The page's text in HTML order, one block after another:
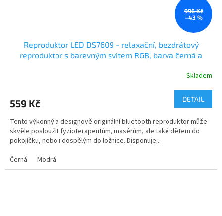
996 Kč
–43 %
Reproduktor LED DS7609 - relaxační, bezdrátový
reproduktor s barevným svitem RGB, barva černá a
Skladem
559 Kč DETAIL
Tento výkonný a designově originální bluetooth reproduktor může
skvěle posloužit fyzioterapeutům, masérům, ale také dětem do
pokojíčku, nebo i dospělým do ložnice. Disponuje...
Černá
Modrá